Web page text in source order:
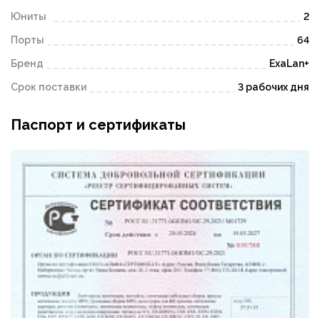
Юниты 2
Порты 64
Бренд ExaLan+
Срок поставки 3 рабочих дня
Паспорт и сертификаты